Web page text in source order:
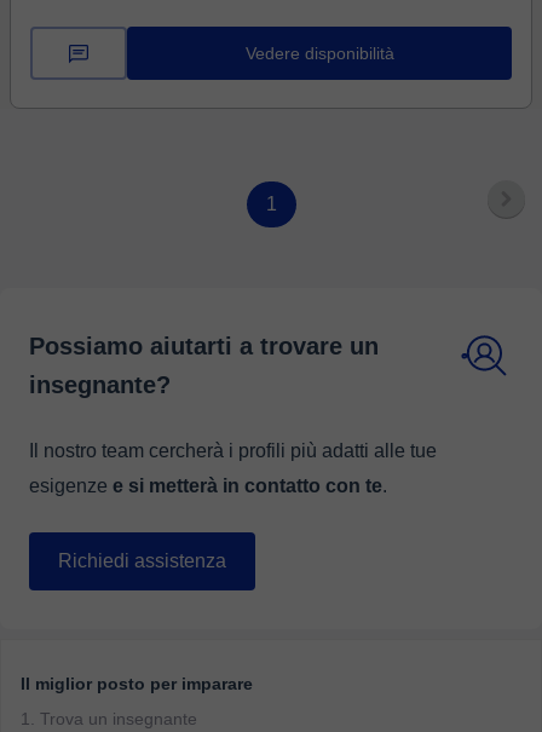
Vedere disponibilità
1
Possiamo aiutarti a trovare un
insegnante?
Il nostro team cercherà i profili più adatti alle tue
esigenze e si metterà in contatto con te.
Richiedi assistenza
Il miglior posto per imparare
1. Trova un insegnante